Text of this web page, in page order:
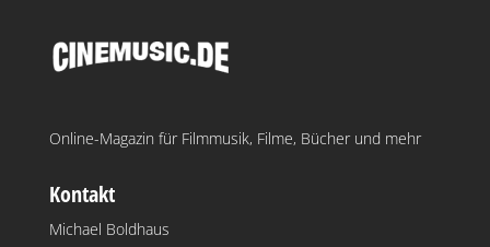
Online-Magazin für Filmmusik, Filme, Bücher und mehr
Kontakt
Michael Boldhaus